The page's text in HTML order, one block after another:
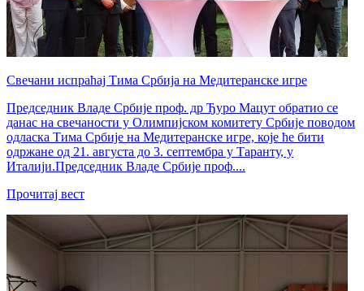
Свечани испраћај Тима Србија на Медитеранске игре
Председник Владе Србије проф. др Ђуро Мацут обратио се
данас на свечаности у Олимпијском комитету Србије поводом
одласка Тима Србије на Медитеранске игре, које ће бити
одржане од 21. августа до 3. септембра у Таранту, у
Италији.Председник Владе Србије проф....
Прочитај вест